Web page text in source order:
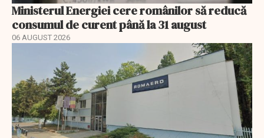
Ministerul Energiei cere românilor să reducă
consumul de curent până la 31 august
06 AUGUST 2026